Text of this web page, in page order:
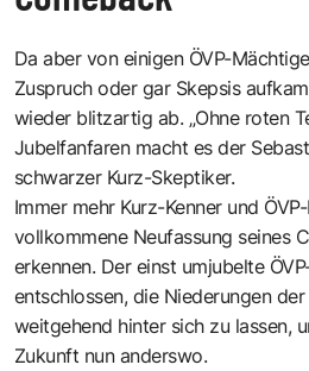
Da aber von einigen ÖVP-
Zuspruch oder gar Skepsis
wieder blitzartig ab. „Ohne roten
Jubelfanfaren macht es der
schwarzer Kurz-Skeptiker.
Immer mehr Kurz-Kenner und
vollkommene Neufassung seines
erkennen. Der einst umjubelte
entschlossen, die Niederungen
weitgehend hinter sich zu lassen,
Zukunft nun anderswo.